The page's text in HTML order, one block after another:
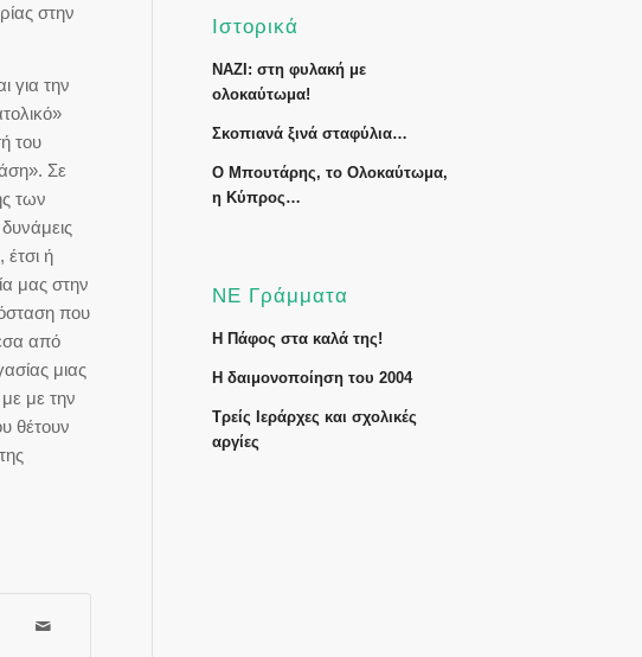
στην
για την
του
Σε
των
έτσι ή
μας στην
που
από
μιας
με την
θέτουν
Ιστορικά
ΝΑΖΙ: στη φυλακή με
ολοκαύτωμα!
Σκοπιανά ξινά σταφύλια…
Ο Μπουτάρης, το Ολοκαύτωμα,
η Κύπρος…
ΝΕ Γράμματα
Η Πάφος στα καλά της!
Η δαιμονοποίηση του 2004
Τρείς Ιεράρχες και σχολικές
αργίες